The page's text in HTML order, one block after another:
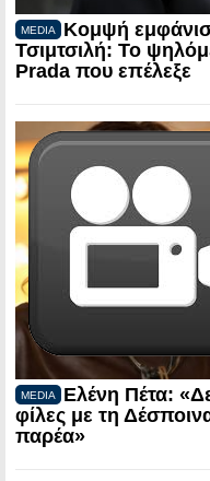
MEDIA
Κομψή
Τσιμτσιλή: Το
Prada που επέλεξε
MEDIA
Ελένη Πέτα:
φίλες με τη
παρέα»